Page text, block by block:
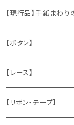
くま、テディベア
うさぎ
ヴィンテージファブリ
ハンドメイド製品
お部屋に飾るもの
メタル製品
ポストカード、カレン
マッチラベル、食品ラ
蔵書票、荷札、ビュバ
シール、ステッカー、
伝票、タグ、シール
袋、ラッピングペーパー
ひも、テープ
【現行品】手紙まわり
封筒、ポストカード
切手
スタンプ
【ボタン】
木
貝
【レース】
【リボン・テープ】